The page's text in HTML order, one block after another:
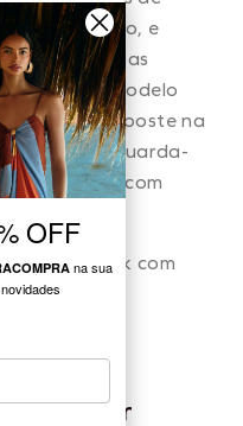
de corte reto, e
ou bolsas
A modelo
de altura. Aposte na
para o seu guarda-
e conforto com
seu look com
gostar